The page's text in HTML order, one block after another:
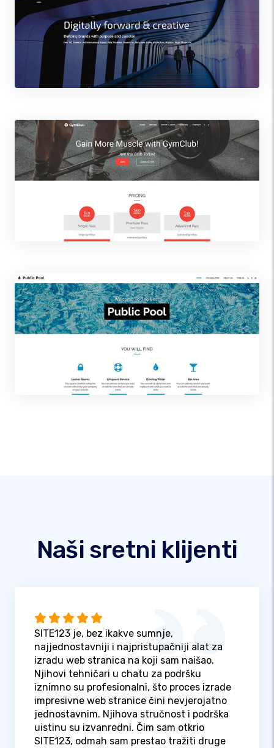
Naši sretni klijenti
SITE123 je, bez ikakve sumnje,
najjednostavniji i najpristupačniji alat za
izradu web stranica na koji sam naišao.
Njihovi tehničari u chatu za podršku
iznimno su profesionalni, što proces izrade
impresivne web stranice čini nevjerojatno
jednostavnim. Njihova stručnost i podrška
uistinu su izvanredni. Čim sam otkrio
SITE123, odmah sam prestao tražiti druge